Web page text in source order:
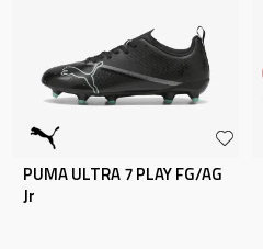
PUMA ULTRA 7 PLAY FG/AG
Jr